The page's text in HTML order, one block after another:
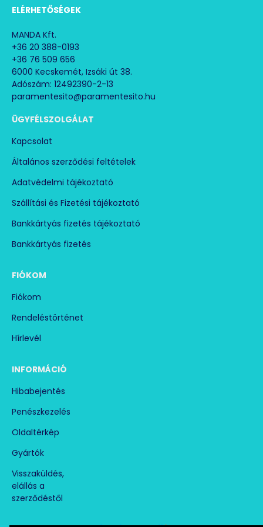
ELÉRHETŐSÉGEK
MANDA Kft.
+36 20 388-0193
+36 76 509 656
6000 Kecskemét, Izsáki út 38.
Adószám: 12492390-2-13
paramentesito@paramentesito.hu
ÜGYFÉLSZOLGÁLAT
Kapcsolat
Általános szerződési feltételek
Adatvédelmi tájékoztató
Szállítási és Fizetési tájékoztató
Bankkártyás fizetés tájékoztató
Bankkártyás fizetés
FIÓKOM
Fiókom
Rendeléstörténet
Hírlevél
INFORMÁCIÓ
Hibabejentés
Penészkezelés
Oldaltérkép
Gyártók
Visszaküldés,
elállás a
szerződéstől